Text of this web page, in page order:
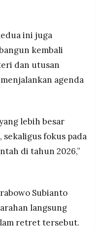
ini juga
kembali
dan utusan
agenda
lebih besar
fokus pada
di tahun 2026,”
Subianto
langsung
retret tersebut.